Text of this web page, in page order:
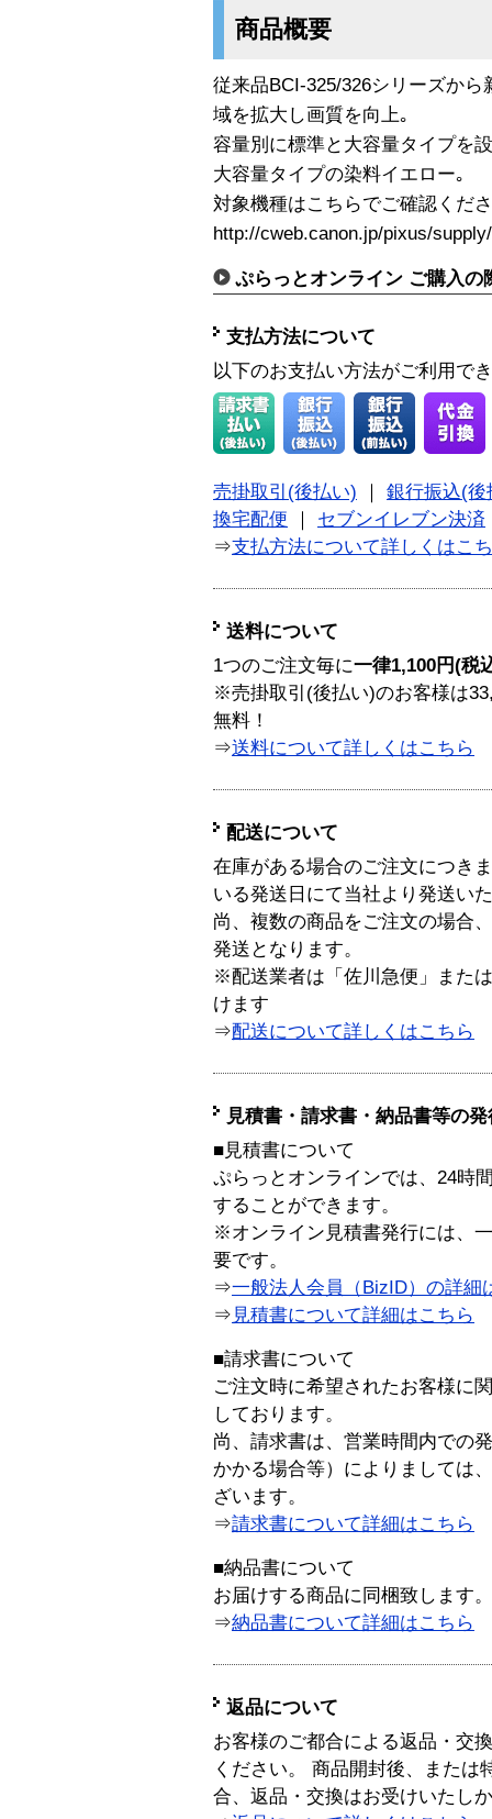
商品概要
従来品BCI-325/326シリーズか
域を拡大し画質を向上｡
容量別に標準と大容量タイプを
大容量タイプの染料イエロー｡
対象機種はこちらでご確認くだ
http://cweb.canon.jp/pixus/
ぷらっとオンライン ご購入の
支払方法について
以下のお支払い方法がご利用で
売掛取引(後払い)
銀行振込(後
換宅配便
セブンイレブン決済
⇒支払方法について詳しくはこ
送料について
1つのご注文毎に一律1,100円(税
※売掛取引(後払い)のお客様は
無料！
⇒送料について詳しくはこちら
配送について
在庫がある場合のご注文につき
いる発送日にて当社より発送い
尚、複数の商品をご注文の場合
発送となります。
※配送業者は「佐川急便」また
けます
⇒配送について詳しくはこちら
見積書・請求書・納品書等の
■見積書について
ぷらっとオンラインでは、24時
することができます。
※オンライン見積書発行には、
要です。
⇒一般法人会員（BizID）の詳細
⇒ 見積書について詳細はこちら
■請求書について
ご注文時に希望されたお客様に
しております。
尚、請求書は、営業時間内での
かかる場合等）によりましては
ざいます。
⇒請求書について詳細はこちら
■納品書について
お届けする商品に同梱致します。
⇒納品書について詳細はこちら
返品について
お客様のご都合による返品・交
ください。 商品開封後、または
合、返品・交換はお受けいたし